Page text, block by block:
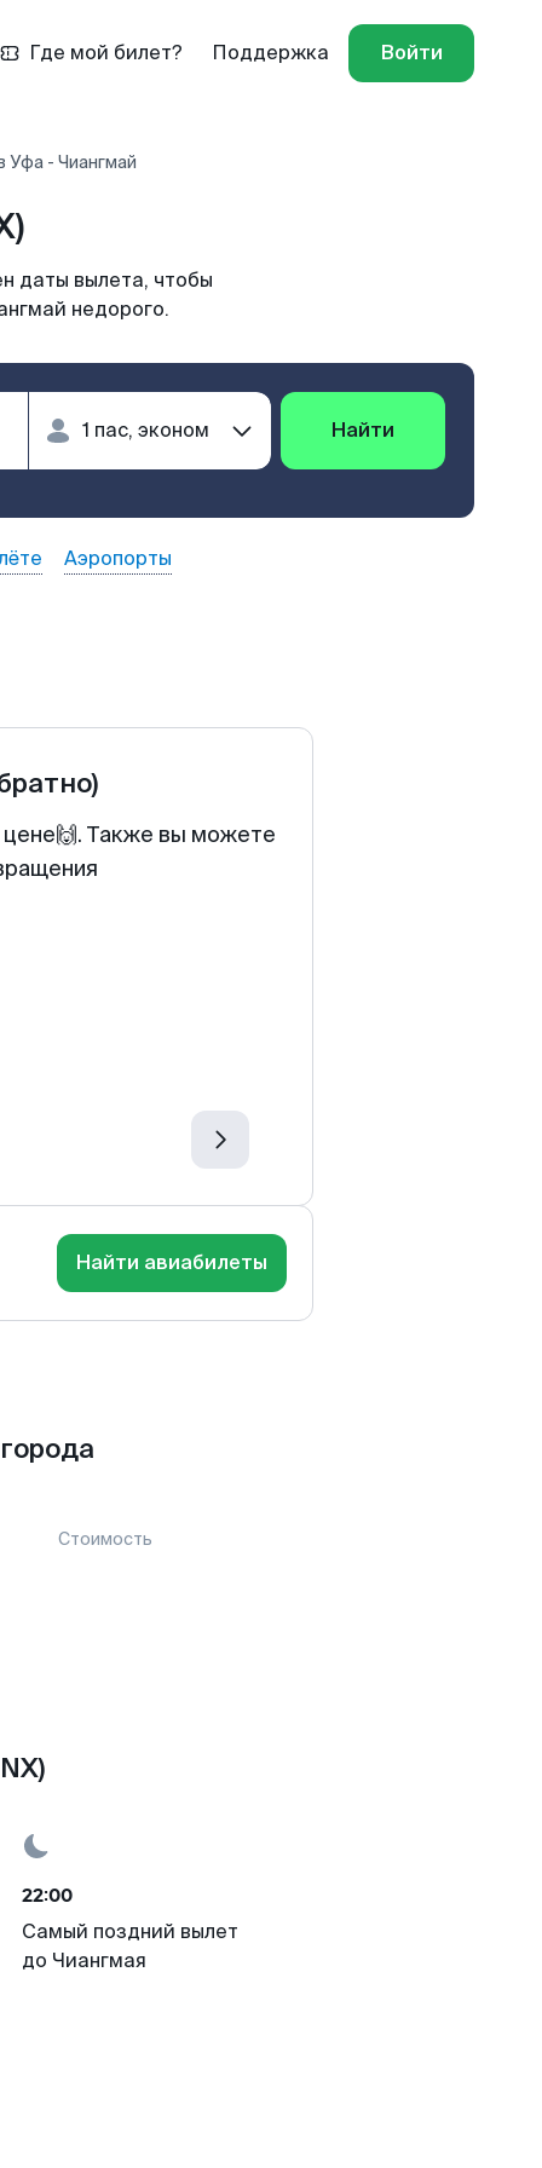
Где мой билет? Поддержка Войти
Уфа - Чиангмай
даты вылета, чтобы
недорого.
Найти
Аэропорты
цене🙌. Также вы можете
Найти авиабилеты
Стоимость
22:00
Самый поздний вылет
до Чиангмая